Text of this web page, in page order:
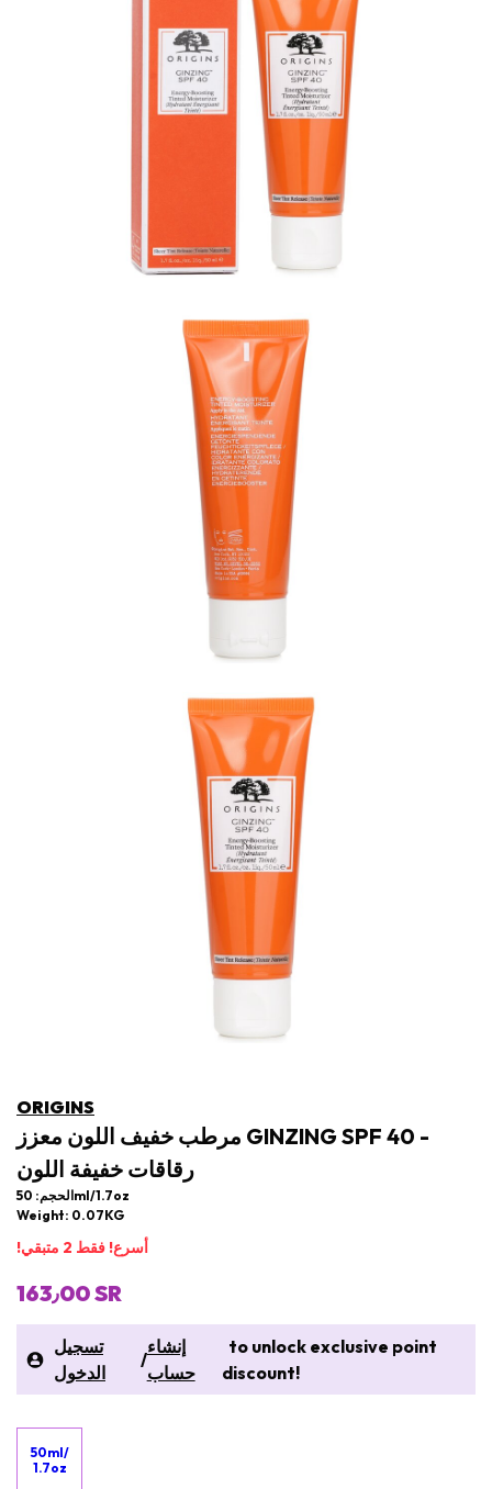
ORIGINS
مرطب خفيف اللون معزز GINZING SPF 40 -
رقاقات خفيفة اللون
الحجم: 50ml/1.7oz
Weight: 0.07KG
!أسرع! فقط 2 متبقي
163٫00 SR
تسجيل
الدخول
/
إنشاء
حساب
to unlock exclusive point
discount!
50ml/
1.7oz